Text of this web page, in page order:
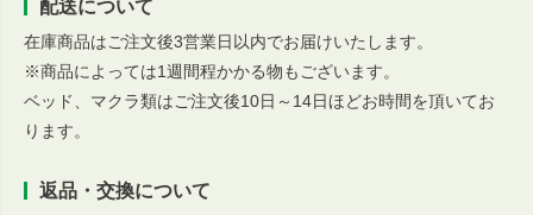
配送について
在庫商品はご注文後3営業日以内でお届けいたします。
※商品によっては1週間程かかる物もございます。
ベッド、マクラ類はご注文後10日～14日ほどお時間を頂いてお
ります。
返品・交換について